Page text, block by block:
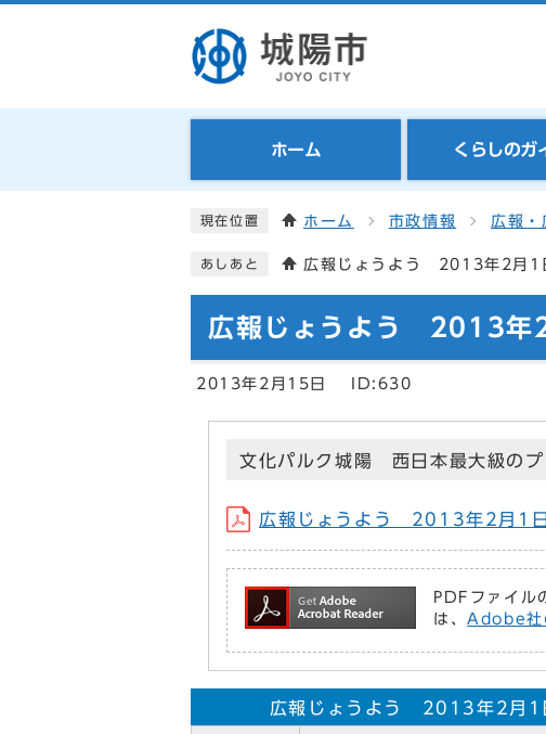
ホーム くらしのガ
現在位置 ホーム 市政情報 広報・
あしあと 広報じょうよう 2013年2月1
広報じょうよう 2013年
2013年2月15日 ID:630
文化パルク城陽 西日本最大級のプ
広報じょうよう 2013年2月1
PDFファイル
は、Adobe社
広報じょうよう 2013年2月1